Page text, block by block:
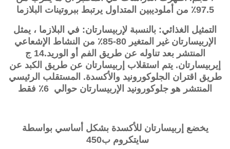
97.5٪ من أملوديبين المتداول يرتبط ببروتينات البلازما
التمثيل الغذائي: بالنسبة لإربيسارتان: في البلازما ، يمثل
الإربيسارتان غير المتغير 80-85٪ من النشاط الإشعاعي
المنتشر بعد تناوله عن طريق الفم أو الوريد.14 ج
إيربيسارتان. يتم استقلاب إربيسارتان عن طريق الكبد عن
طريق اقتران الجلوكورونيد والأكسدة. المستقلب الرئيسي
المنتشر هو جلوكورونيد الإربيسارتان حوالي 6٪ فقط
يخضع إربيسارتان للأكسدة بشكل أساسي بواسطة
سايتكروم ب450